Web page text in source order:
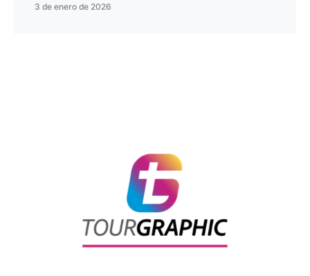
3 de enero de 2026